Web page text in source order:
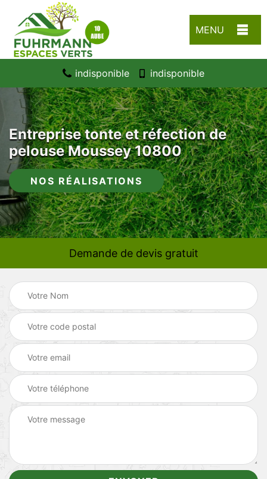
MENU
indisponible indisponible
Entreprise tonte et réfection de
pelouse Moussey 10800
NOS RÉALISATIONS
Demande de devis gratuit